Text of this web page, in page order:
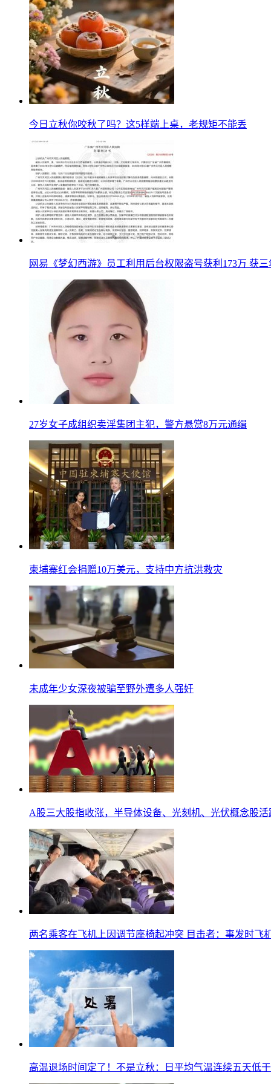
今日立秋你咬秋了吗？这5样端上桌，老规矩不能丢
网易《梦幻西游》员工利用后台权限盗号获利173万 获
27岁女子成组织卖淫集团主犯，警方悬赏8万元通缉
柬埔寨红会捐赠10万美元，支持中方抗洪救灾
未成年少女深夜被骗至野外遭多人强奸
A股三大股指收涨，半导体设备、光刻机、光伏概念股活
两名乘客在飞机上因调节座椅起冲突 目击者：事发时飞
高温退场时间定了！不是立秋：日平均气温连续五天低